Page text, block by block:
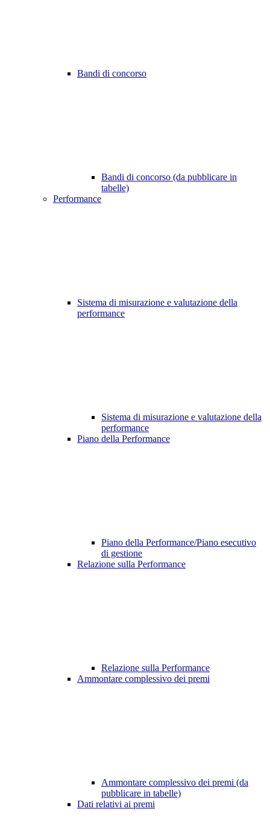
Bandi di concorso
Bandi di concorso (da pubblicare in
tabelle)
Performance
Sistema di misurazione e valutazione della
performance
Sistema di misurazione e valutazione della
performance
Piano della Performance
Piano della Performance/Piano esecutivo
di gestione
Relazione sulla Performance
Relazione sulla Performance
Ammontare complessivo dei premi
Ammontare complessivo dei premi (da
pubblicare in tabelle)
Dati relativi ai premi